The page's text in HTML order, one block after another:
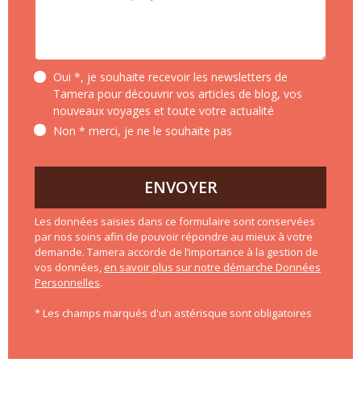
Oui *, je souhaite recevoir les newsletters de
Tamera pour découvrir vos articles de blog, vos
nouveaux voyages et toute votre actualité
Non * merci, je ne le souhaite pas
ENVOYER
Les données saisies dans ce formulaire sont conservées
par nos soins afin de pouvoir répondre au mieux à votre
demande. Tamera accorde de l’importance à la gestion de
vos données, en savoir plus sur notre démarche Données
Personnelles.
* Les champs marqués d'un astérisque sont obligatoires